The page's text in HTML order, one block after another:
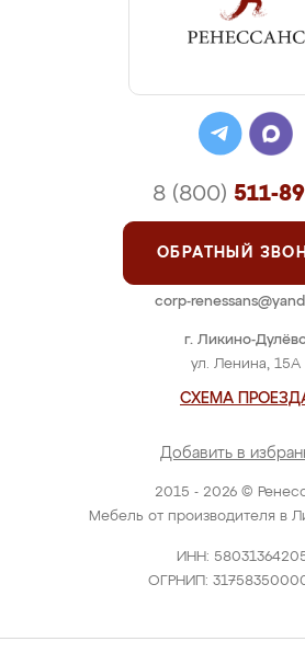
2015 - 2026 ©
Мебель от производителя в
ИНН:
ОГРНИП:
г. Ликино-
ул. Ленина, 15А
СХЕМА
Добавить в
8 (800) 511-
ОБРАТНЫЙ
corp-